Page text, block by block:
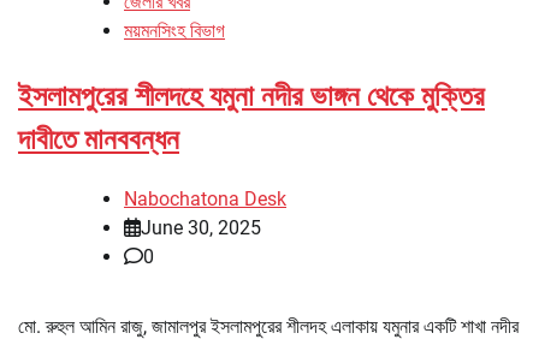
ময়মনসিংহ বিভাগ
ইসলামপুরের শীলদহে যমুনা নদীর ভাঙ্গন থেকে মুক্তির
দাবীতে মানববন্ধন
Nabochatona Desk
June 30, 2025
0
মো. রুহুল আমিন রাজু, জামালপুর ইসলামপুরের শীলদহ এলাকায় যমুনার একটি শাখা নদীর